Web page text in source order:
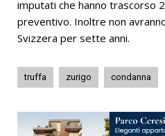
imputati che hanno trascorso
preventivo. Inoltre non
Svizzera per sette anni.
truffa zurigo condanna